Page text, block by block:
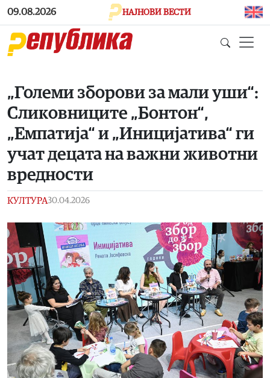
Skip to main content
09.08.2026 НАЈНОВИ ВЕСТИ
„Големи зборови за мали уши“:
Сликовниците „Бонтон“,
„Емпатија“ и „Иницијатива“ ги
учат децата на важни животни
вредности
КУЛТУРА30.04.2026